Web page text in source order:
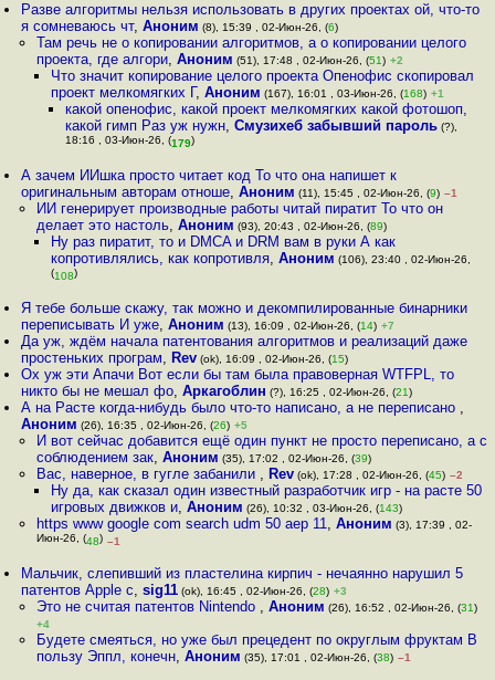
Разве алгоритмы нельзя использовать в других проектах ой, что-то
я сомневаюсь чт,Аноним (8), 15:39 , 02-Июн-26, (6)
Там речь не о копировании алгоритмов, а о копировании целого
проекта, где алгори, Аноним (51), 17:48 , 02-Июн-26, (51) +2
Что значит копирование целого проекта Опенофис скопировал
проект мелкомягких Г, Аноним (167), 16:01 , 03-Июн-26, (168) +1
какой опенофис, какой проект мелкомягких какой фотошоп,
какой гимп Раз уж нужн,Смузихеб забывший пароль (?),
18:16 , 03-Июн-26, (179)
А зачем ИИшка просто читает код То что она напишет к
оригинальным авторам отноше,Аноним (11), 15:45 , 02-Июн-26, (9) –1
ИИ генерирует производные работы читай пиратит То что он
делает это настоль, Аноним (93), 20:43 , 02-Июн-26, (89)
Ну раз пиратит, то и DMCA и DRM вам в руки А как
копротивлялись, как копротивля, Аноним (106), 23:40 , 02-Июн-26,
(108)
Я тебе больше скажу, так можно и декомпилированные бинарники
переписывать И уже,Аноним (13), 16:09 , 02-Июн-26, (14) +7
Да уж, ждём начала патентования алгоритмов и реализаций даже
простеньких програм, Rev (ok), 16:09 , 02-Июн-26, (15)
Ох уж эти Апачи Вот если бы там была правоверная WTFPL, то
никто бы не мешал фо,Аркагоблин (?), 16:25 , 02-Июн-26, (21)
А на Расте когда-нибудь было что-то написано, а не переписано ,
Аноним (26), 16:35 , 02-Июн-26, (26) +5
И вот сейчас добавится ещё один пункт не просто переписано, а с
соблюдением зак, Аноним (35), 17:02 , 02-Июн-26, (39)
Вас, наверное, в гугле забанили , Rev(ok), 17:28 , 02-Июн-26, (45) –2
Ну да, как сказал один известный разработчик игр - на расте 50
игровых движков и, Аноним (26), 10:32 , 03-Июн-26, (143)
https www google com search udm 50 aep 11, Аноним (3), 17:39 , 02-
Июн-26, (48) –1
Мальчик, слепивший из пластелина кирпич - нечаянно нарушил 5
патентов Apple c,sig11 (ok), 16:45 , 02-Июн-26, (28) +3
Это не считая патентов Nintendo , Аноним (26), 16:52 , 02-Июн-26, (31)
+4
Будете смеяться, но уже был прецедент по округлым фруктам В
пользу Эппл, конечн, Аноним (35), 17:01 , 02-Июн-26, (38) –1